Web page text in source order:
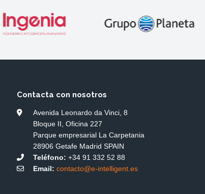
Contacta con nosotros
Avenida Leonardo da Vinci, 8
Bloque II, Oficina 227
Parque empresarial La Carpetania
28906 Getafe Madrid SPAIN
Teléfono: +34 91 332 52 88
Email: contacto@e-intelligent.es